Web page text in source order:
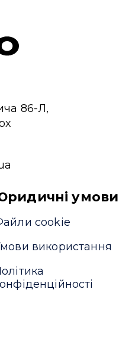
86-Л,
умови
cookie
використання